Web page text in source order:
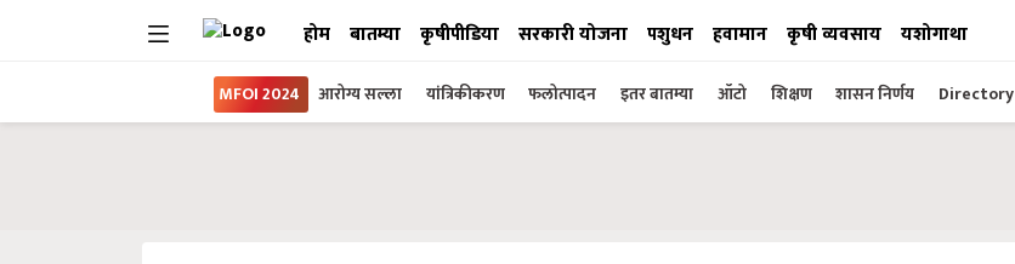
होम बातम्या कृषीपीडिया सरकारी योजना पशुधन हवामान कृषी व्यवसाय यशोगाथा
MFOI 2024 आरोग्य सल्ला यांत्रिकीकरण फलोत्पादन इतर बातम्या ऑटो शिक्षण शासन निर्णय Directory